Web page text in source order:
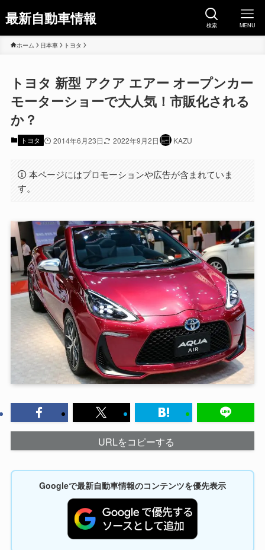
最新自動車情報 検索 MENU
ホーム 日本車 トヨタ
トヨタ 新型 アクア エアー オープンカー
モーターショーで大人気！市販化される
か？
トヨタ 2014年6月23日 2022年9月2日 KAZU
本ページにはプロモーションや広告が含まれていま
す。
URLをコピーする
Googleで最新自動車情報のコンテンツを優先表示